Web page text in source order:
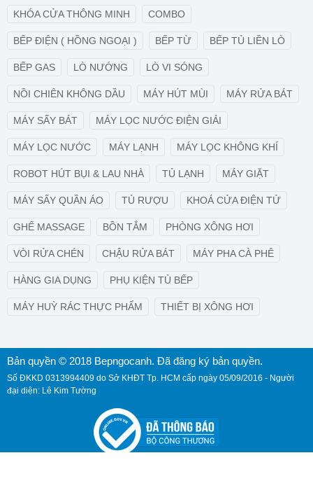
KHÓA CỬA THÔNG MINH COMBO
BẾP ĐIỆN ( HỒNG NGOẠI ) BẾP TỪ BẾP TỦ LIỀN LÒ
BẾP GAS LÒ NƯỚNG LÒ VI SÓNG
NỒI CHIÊN KHÔNG DẦU MÁY HÚT MÙI MÁY RỬA BÁT
MÁY SẤY BÁT MÁY LỌC NƯỚC ĐIỆN GIẢI
MÁY LỌC NƯỚC MÁY LẠNH MÁY LỌC KHÔNG KHÍ
ROBOT HÚT BỤI & LAU NHÀ TỦ LẠNH MÁY GIẶT
MÁY SẤY QUẦN ÁO TỦ RƯỢU KHOÁ CỬA ĐIỆN TỬ
GHẾ MASSAGE BỒN TẮM PHÒNG XÔNG HƠI
VÒI RỬA CHÉN CHẬU RỬA BÁT MÁY PHA CÀ PHÊ
HÀNG GIA DỤNG PHỤ KIỆN TỦ BẾP
MÁY HUỲ RÁC THỰC PHẨM THIẾT BỊ XÔNG HƠI
Bản quyền © 2018 Bepngocanh. Đã đăng ký bản quyền.
Số ĐKKD 0313994409 do Sở KHĐT Tp. HCM cấp ngày 05/09/2016 - Người
đại diện: Lê Kim Tường